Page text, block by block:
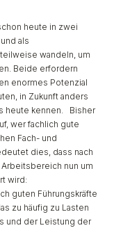
heute in zwei
als
wandeln, um
Beide erfordern
enormes Potenzial
in Zukunft anders
heute kennen. Bisher
wer fachlich gute
Fach- und
dies, dass nach
nun um
wird:
guten Führungskräfte
zu häufig zu Lasten
und der Leistung der